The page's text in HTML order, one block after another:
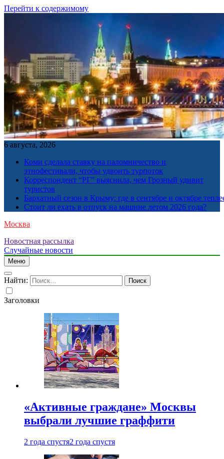
Перейти к содержимому
6 августа, 2026
Коми сделала ставку на паломничество и
этнофестивали, чтобы удвоить турпоток
Корреспондент “РГ” выяснила, чем Грозный удивит
туристов
Бархатный сезон в Крыму: где в сентябре и октябре
Стоит ли ехать в отпуск на машине летом 2026 года?
Москва
Новостная рассылка
Случайные новости
Меню
Найти:
Заголовки
«Активные граждане» Москвы
выбрали лучшие граффити
2 года спустя2 года спустя